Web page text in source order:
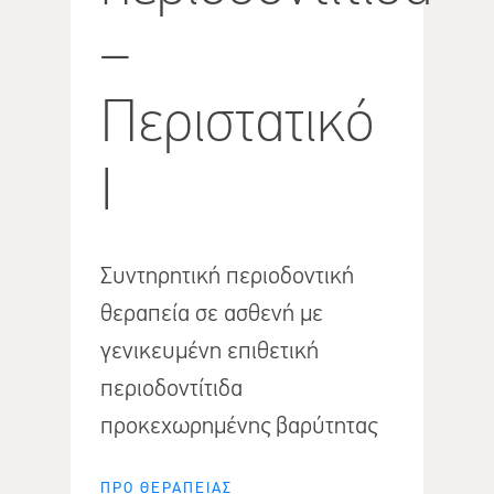
–
Περιστατικό
Ι
Συντηρητική περιοδοντική
θεραπεία σε ασθενή με
γενικευμένη επιθετική
περιοδοντίτιδα
προκεχωρημένης βαρύτητας
ΠΡΟ ΘΕΡΑΠΕΙΑΣ